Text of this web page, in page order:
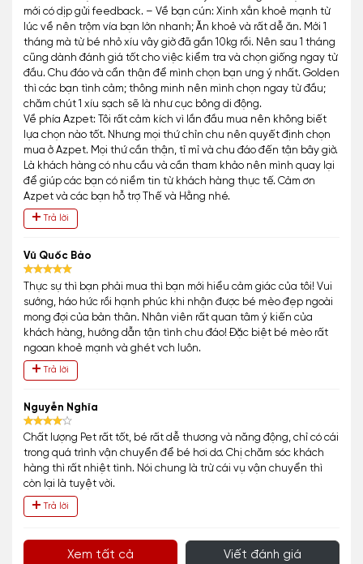
mới có dịp gửi feedback. – Về bạn cún: Xinh xắn khoẻ mạnh từ
lúc về nên trộm vía bạn lớn nhanh; Ăn khoẻ và rất dễ ăn. Mới 1
tháng mà từ bé nhỏ xíu vây giờ đã gần 10kg rồi. Nên sau 1 tháng
cũng dành đánh giá tốt cho việc kiểm tra và chọn giống ngay từ
đầu. Chu đáo và cẩn thận để mình chọn bạn ưng ý nhất. Golden
thì các bạn tình cảm; thông minh nên mình chọn ngay từ đầu;
chăm chút 1 xíu sạch sẽ là như cục bông di động.
Về phía Azpet: Tôi rất cảm kích vì lần đầu mua nên không biết
lựa chọn nào tốt. Nhưng mọi thứ chỉn chu nên quyết định chọn
mua ở Azpet. Mọi thứ cần thận, tỉ mỉ và chu đáo đến tận bây giờ.
Là khách hàng có nhu cầu và cần tham khảo nên mình quay lại
để giúp các bạn có niềm tin từ khách hàng thực tế. Cảm ơn
Azpet và các bạn hỗ trợ Thế và Hằng nhé.
Trả lời
Vũ Quốc Bảo
Thực sự thì bạn phải mua thì bạn mới hiểu cảm giác của tôi! Vui
sướng, háo hức rồi hạnh phúc khi nhận được bé mèo đẹp ngoài
mong đợi của bản thân. Nhân viên rất quan tâm ý kiến của
khách hàng, hướng dẫn tận tình chu đáo! Đặc biệt bé mèo rất
ngoan khoẻ mạnh và ghét vch luôn.
Trả lời
Nguyễn Nghĩa
Chất lượng Pet rất tốt, bé rất dễ thương và năng động, chỉ có cái
trong quá trình vận chuyển để bé hơi dơ. Chị chăm sóc khách
hàng thì rất nhiệt tình. Nói chung là trừ cái vụ vận chuyển thì
còn lại là tuyệt vời.
Trả lời
Xem tất cả Viết đánh giá